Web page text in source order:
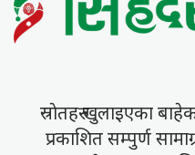
स्राेतहरु खुलाइएका
प्रकाशित सम्पुर्ण